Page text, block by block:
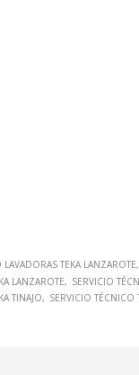
TEKA LANZAROTE
LANZAROTE
SERVICIO
TINAJO
SERVICIO TÉCNICO